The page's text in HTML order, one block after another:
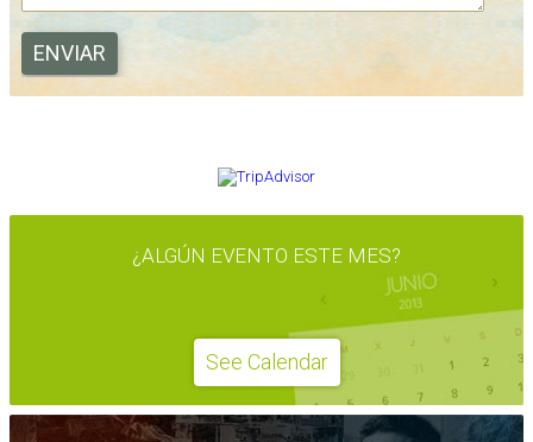
¿ALGÚN EVENTO ESTE MES?
See Calendar